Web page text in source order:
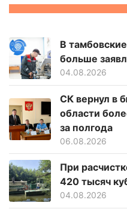
В
больше
04.08.2026
СК вернул в
области
за полгода
06.08.2026
При
420 тысяч
04.08.2026